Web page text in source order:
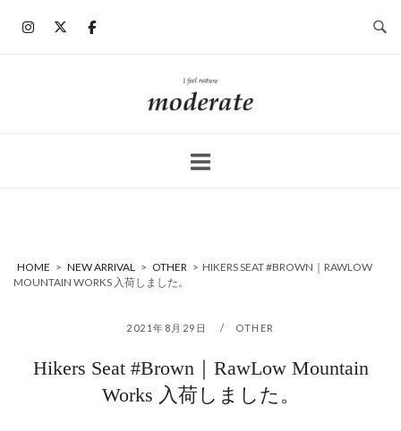
ホ
ー
HOME > NEW ARRIVAL > OTHER > HIKERS SEAT #BROWN｜RAWLOW
MOUNTAIN WORKS 入荷しました。
2021年8月29日 OTHER
Hikers Seat #Brown｜RawLow Mountain
Works 入荷しました。